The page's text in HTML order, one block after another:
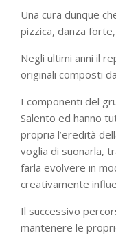
Una cura dunque
pizzica, danza
Negli ultimi anni il
originali composti
I componenti del
Salento ed hanno
propria l’eredità
voglia di suonarla,
farla evolvere in
creativamente
Il successivo
mantenere le